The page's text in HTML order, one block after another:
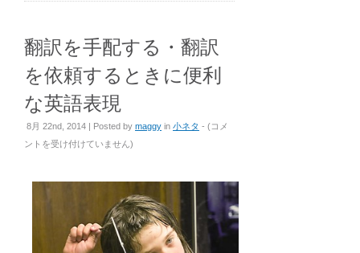
翻訳を手配する・翻訳
を依頼するときに便利
な英語表現
8月 22nd, 2014 | Posted by maggy in 小ネタ - (翻
す
る・
コメ
ントを受け付けていません)